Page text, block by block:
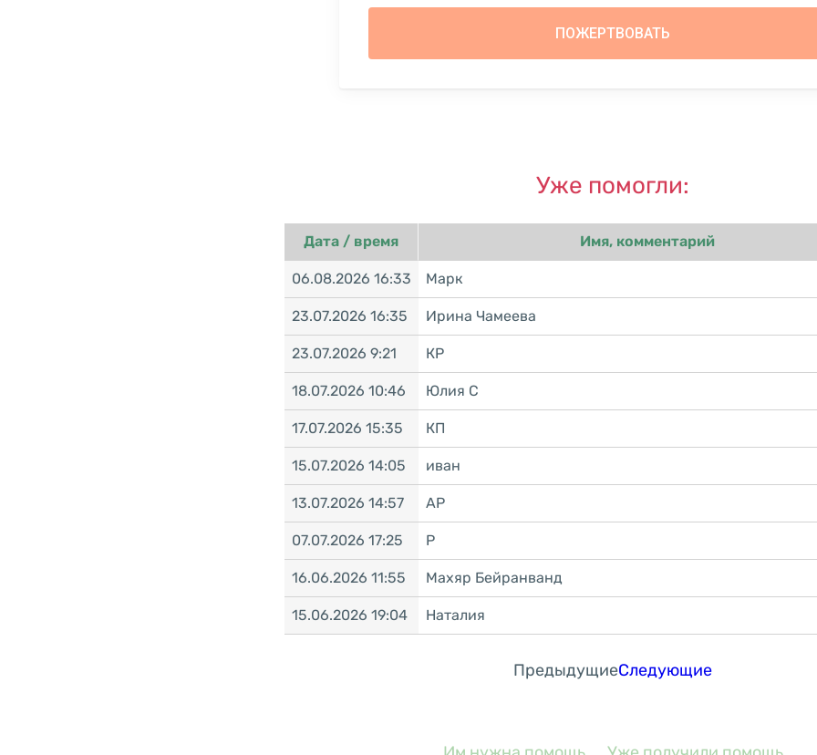
Уже помогли:
Дата / время Имя, комментарий
06.08.2026 16:33 Марк
23.07.2026 16:35 Ирина Чамеева
23.07.2026 9:21 КР
18.07.2026 10:46 Юлия С
17.07.2026 15:35 КП
15.07.2026 14:05 иван
13.07.2026 14:57 АР
07.07.2026 17:25 Р
16.06.2026 11:55 Махяр Бейранванд
15.06.2026 19:04 Наталия
ПредыдущиеСледующие